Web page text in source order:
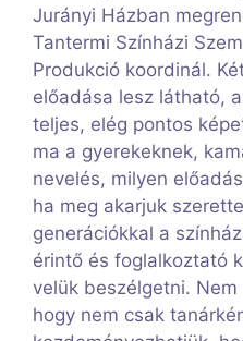
Jurányi Házban
Tantermi Színházi
Produkció koordinál.
előadása lesz látható,
teljes, elég pontos
ma a gyerekeknek,
nevelés, milyen
ha meg akarjuk
generációkkal a
érintő és foglalkoztató
velük beszélgetni.
hogy nem csak